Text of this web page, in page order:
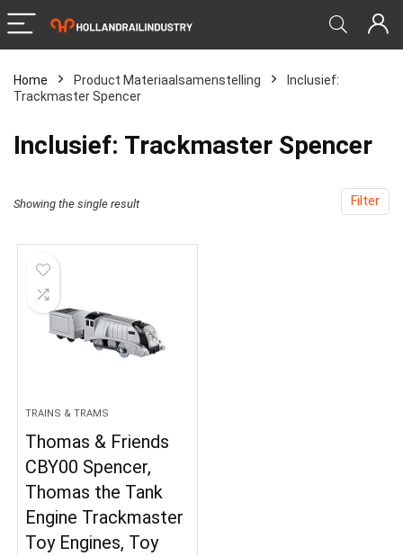
Home Product Materiaalsamenstelling
‎Inclusief:
Trackmaster Spencer
‎Inclusief: Trackmaster Spencer
Filter
Showing the single result
TRAINS & TRAMS
Thomas & Friends
CBY00 Spencer,
Thomas the Tank
Engine Trackmaster
Toy Engines, Toy